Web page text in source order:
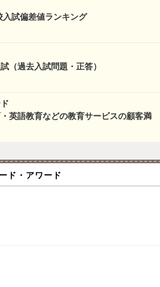
入試偏差値ランキング
（過去入試問題・正答）
・英語教育などの教育サービスの顧客満
ド・アワード